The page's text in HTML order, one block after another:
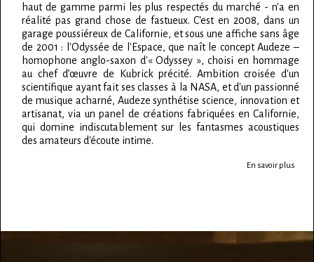
haut de gamme parmi les plus respectés du marché - n'a en
réalité pas grand chose de fastueux. C'est en 2008, dans un
garage poussiéreux de Californie, et sous une affiche sans âge
de 2001 : l'Odyssée de l'Espace, que naît le concept Audeze –
homophone anglo-saxon d'« Odyssey », choisi en hommage
au chef d’œuvre de Kubrick précité. Ambition croisée d'un
scientifique ayant fait ses classes à la NASA, et d'un passionné
de musique acharné, Audeze synthétise science, innovation et
artisanat, via un panel de créations fabriquées en Californie,
qui domine indiscutablement sur les fantasmes acoustiques
des amateurs d'écoute intime.
En savoir plus